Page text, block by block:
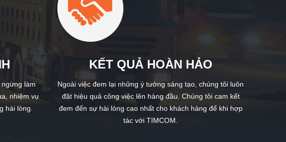
làm
nhiệm vụ
hài lòng.
KẾT QUẢ HOÀN HẢO
Ngoài việc đem lại những ý tưởng sáng tạo, chúng tôi luôn
đặt hiệu quả công việc lên hàng đầu. Chúng tôi cam kết
đem đến sự hài lòng cao nhất cho khách hàng để khi hợp
tác với TIMCOM.